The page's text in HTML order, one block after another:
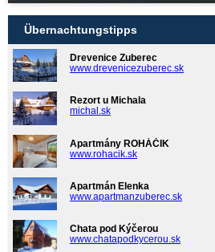
Übernachtungstipps
Drevenice Zuberec
www.drevenicezuberec.sk
Rezort u Michala
michal.sk
Apartmány ROHÁČIK
www.rohacik.sk
Apartmán Elenka
www.apartmanzuberec.sk
Chata pod Kýčerou
www.chatapodkycerou.sk